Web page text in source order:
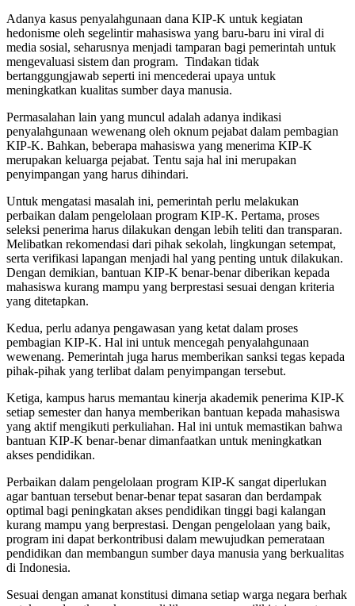
Adanya kasus penyalahgunaan dana KIP-K untuk kegiatan
hedonisme oleh segelintir mahasiswa yang baru-baru ini viral di
media sosial, seharusnya menjadi tamparan bagi pemerintah untuk
mengevaluasi sistem dan program. Tindakan tidak
bertanggungjawab seperti ini mencederai upaya untuk
meningkatkan kualitas sumber daya manusia.
Permasalahan lain yang muncul adalah adanya indikasi
penyalahgunaan wewenang oleh oknum pejabat dalam pembagian
KIP-K. Bahkan, beberapa mahasiswa yang menerima KIP-K
merupakan keluarga pejabat. Tentu saja hal ini merupakan
penyimpangan yang harus dihindari.
Untuk mengatasi masalah ini, pemerintah perlu melakukan
perbaikan dalam pengelolaan program KIP-K. Pertama, proses
seleksi penerima harus dilakukan dengan lebih teliti dan transparan.
Melibatkan rekomendasi dari pihak sekolah, lingkungan setempat,
serta verifikasi lapangan menjadi hal yang penting untuk dilakukan.
Dengan demikian, bantuan KIP-K benar-benar diberikan kepada
mahasiswa kurang mampu yang berprestasi sesuai dengan kriteria
yang ditetapkan.
Kedua, perlu adanya pengawasan yang ketat dalam proses
pembagian KIP-K. Hal ini untuk mencegah penyalahgunaan
wewenang. Pemerintah juga harus memberikan sanksi tegas kepada
pihak-pihak yang terlibat dalam penyimpangan tersebut.
Ketiga, kampus harus memantau kinerja akademik penerima KIP-K
setiap semester dan hanya memberikan bantuan kepada mahasiswa
yang aktif mengikuti perkuliahan. Hal ini untuk memastikan bahwa
bantuan KIP-K benar-benar dimanfaatkan untuk meningkatkan
akses pendidikan.
Perbaikan dalam pengelolaan program KIP-K sangat diperlukan
agar bantuan tersebut benar-benar tepat sasaran dan berdampak
optimal bagi peningkatan akses pendidikan tinggi bagi kalangan
kurang mampu yang berprestasi. Dengan pengelolaan yang baik,
program ini dapat berkontribusi dalam mewujudkan pemerataan
pendidikan dan membangun sumber daya manusia yang berkualitas
di Indonesia.
Sesuai dengan amanat konstitusi dimana setiap warga negara berhak